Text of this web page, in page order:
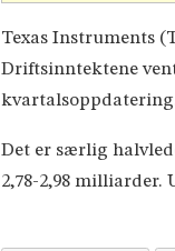
Texas Instruments
Driftsinntektene
Det er særlig
2,78-2,98